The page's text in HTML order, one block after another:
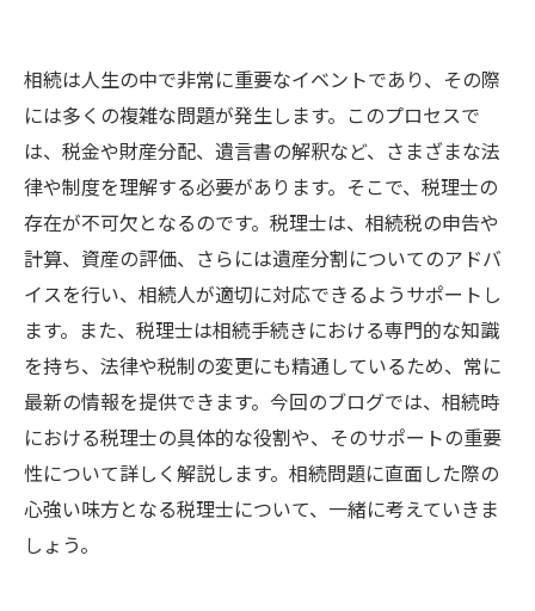
相続は人生の中で非常に重要なイベントであり、その際
には多くの複雑な問題が発生します。このプロセスで
は、税金や財産分配、遺言書の解釈など、さまざまな法
律や制度を理解する必要があります。そこで、税理士の
存在が不可欠となるのです。税理士は、相続税の申告や
計算、資産の評価、さらには遺産分割についてのアドバ
イスを行い、相続人が適切に対応できるようサポートし
ます。また、税理士は相続手続きにおける専門的な知識
を持ち、法律や税制の変更にも精通しているため、常に
最新の情報を提供できます。今回のブログでは、相続時
における税理士の具体的な役割や、そのサポートの重要
性について詳しく解説します。相続問題に直面した際の
心強い味方となる税理士について、一緒に考えていきま
しょう。